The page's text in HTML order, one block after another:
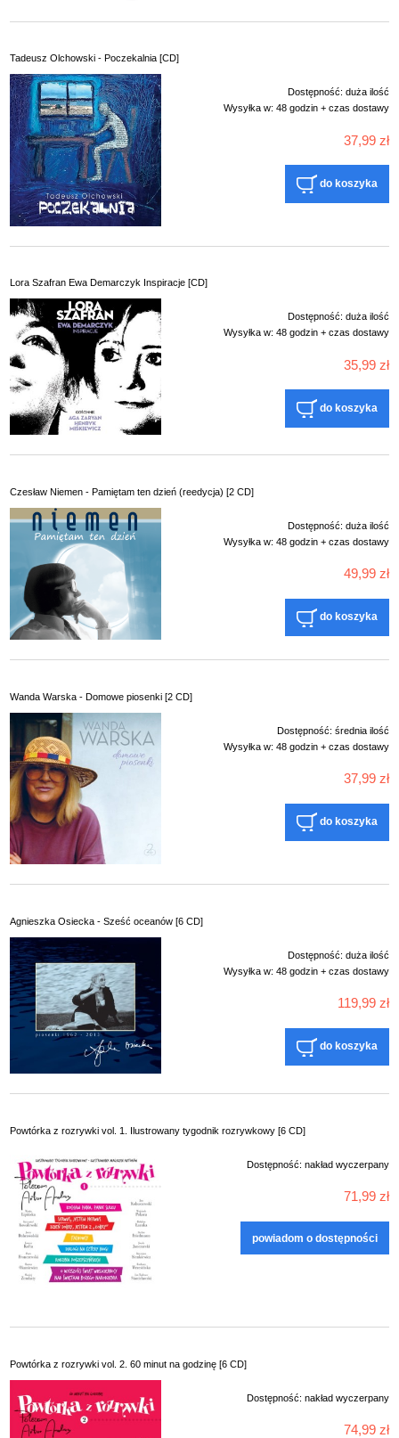
Tadeusz Olchowski - Poczekalnia [CD]
Dostępność: duża ilość
Wysyłka w: 48 godzin + czas dostawy
37,99 zł
do koszyka
Lora Szafran Ewa Demarczyk Inspiracje [CD]
Dostępność: duża ilość
Wysyłka w: 48 godzin + czas dostawy
35,99 zł
do koszyka
Czesław Niemen - Pamiętam ten dzień (reedycja) [2 CD]
Dostępność: duża ilość
Wysyłka w: 48 godzin + czas dostawy
49,99 zł
do koszyka
Wanda Warska - Domowe piosenki [2 CD]
Dostępność: średnia ilość
Wysyłka w: 48 godzin + czas dostawy
37,99 zł
do koszyka
Agnieszka Osiecka - Sześć oceanów [6 CD]
Dostępność: duża ilość
Wysyłka w: 48 godzin + czas dostawy
119,99 zł
do koszyka
Powtórka z rozrywki vol. 1. Ilustrowany tygodnik rozrywkowy [6 CD]
Dostępność: nakład wyczerpany
71,99 zł
powiadom o dostępności
Powtórka z rozrywki vol. 2. 60 minut na godzinę [6 CD]
Dostępność: nakład wyczerpany
74,99 zł